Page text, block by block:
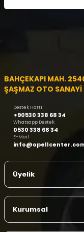
BAHÇEKAPI MAH.
ŞAŞMAZ OTO SANAYİ
Destek Hattı
+90530 338 68 34
Whatsapp Destek
0530 338 68 34
E-Mail
Üyelik
Kurumsal